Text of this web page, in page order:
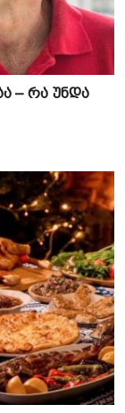
– რა უნდა